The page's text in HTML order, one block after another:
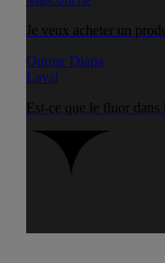
Je veux acheter un
Oumar Diapa
Laval
Est-ce que le fluor dans